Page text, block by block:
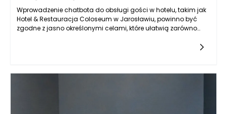
Wprowadzenie chatbota do obsługi gości w hotelu, takim jak
Hotel & Restauracja Coloseum w Jarosławiu, powinno być
zgodne z jasno określonymi celami, które ułatwią zarówno
zwiększenie dostępności informacji oraz możliwości interakcji.
pokoi, menu czy atrakcji w okolicy. Warto, aby jego działanie